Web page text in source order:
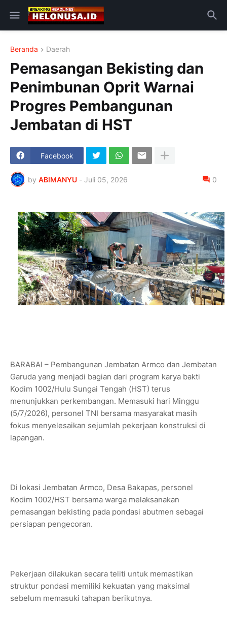
Beranda Daerah
Pemasangan Bekisting dan
Penimbunan Oprit Warnai
Progres Pembangunan
Jembatan di HST
Facebook
by ABIMANYU - Juli 05, 2026 0
BARABAI – Pembangunan Jembatan Armco dan Jembatan
Garuda yang menjadi bagian dari program karya bakti
Kodim 1002/Hulu Sungai Tengah (HST) terus
menunjukkan perkembangan. Memasuki hari Minggu
(5/7/2026), personel TNI bersama masyarakat masih
fokus menyelesaikan sejumlah pekerjaan konstruksi di
lapangan.
Di lokasi Jembatan Armco, Desa Bakapas, personel
Kodim 1002/HST bersama warga melaksanakan
pemasangan bekisting pada pondasi abutmen sebagai
persiapan pengecoran.
Pekerjaan dilakukan secara teliti untuk memastikan
struktur pondasi memiliki kekuatan yang maksimal
sebelum memasuki tahapan berikutnya.